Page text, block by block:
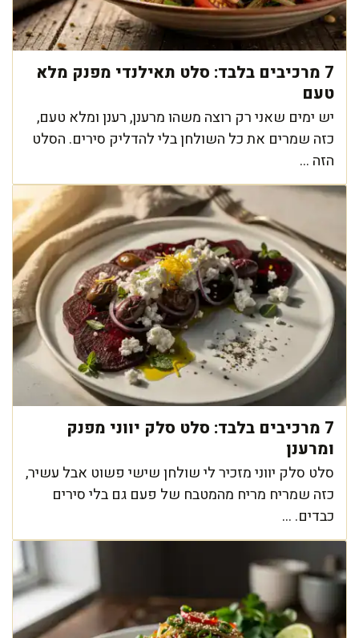
7 מרכיבים בלבד: סלט תאילנדי מפנק מלא
טעם
יש ימים שאני רק רוצה משהו מרענן, רענן ומלא טעם,
כזה שמרים את כל השולחן בלי להדליק סירים. הסלט
הזה ...
7 מרכיבים בלבד: סלט סלק יווני מפנק
ומרענן
סלט סלק יווני מזכיר לי שולחן שישי פשוט אבל עשיר,
כזה שמריח מריח מהמטבח של פעם גם בלי סירים
כבדים. ...